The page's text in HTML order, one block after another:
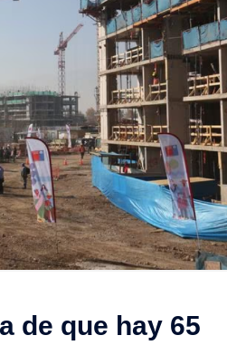
de que hay 65